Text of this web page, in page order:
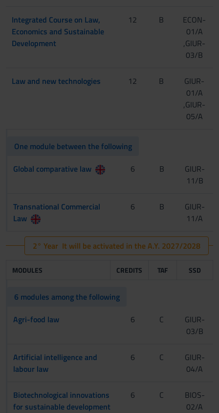
Integrated Course on Law,
Economics and Sustainable
Development
12 B
ECON-
01/A
,GIUR-
03/B
Law and new technologies 12 B
GIUR-
01/A
,GIUR-
05/A
One module between the following
Global comparative law
6 B
GIUR-
11/B
Transnational Commercial
Law
6 B
GIUR-
11/A
2° Year It will be activated in the A.Y. 2027/2028
MODULES CREDITS TAF SSD
6 modules among the following
Agri-food law
6 C
GIUR-
03/B
Artificial intelligence and
labour law
6 C
GIUR-
04/A
Biotechnological innovations
for sustainable development
6 C
BIOS-
02/A